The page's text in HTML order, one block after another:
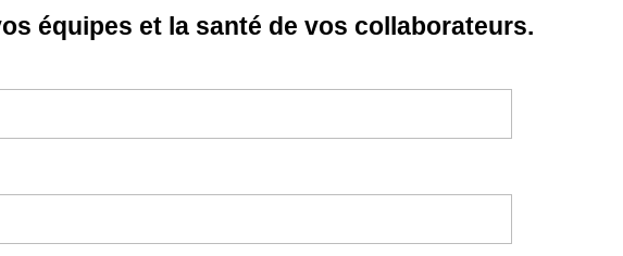
équipes et la santé de vos collaborateurs.